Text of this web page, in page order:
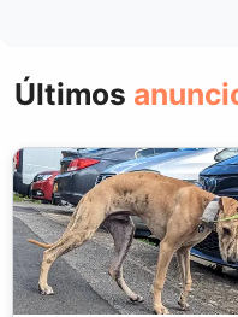
Últimos